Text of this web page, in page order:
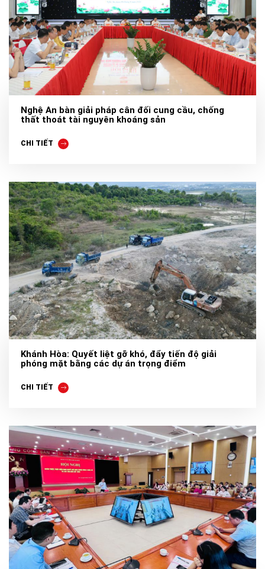
Nghệ An bàn giải pháp cân đối cung cầu, chống
thất thoát tài nguyên khoáng sản
CHI TIẾT
Khánh Hòa: Quyết liệt gỡ khó, đẩy tiến độ giải
phóng mặt bằng các dự án trọng điểm
CHI TIẾT